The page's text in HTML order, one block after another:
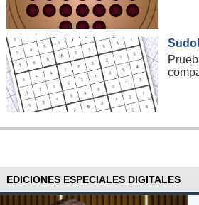
EDICIONES ESPECIALES DIGITALES